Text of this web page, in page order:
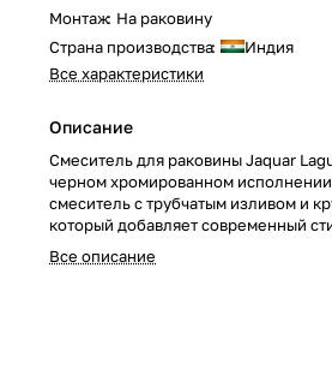
Монтаж: На раковину
Страна производства:
Индия
Все характеристики
Описание
Смеситель для раковины Jaquar
черном хромированном исполнении
смеситель с трубчатым изливом и
который добавляет современный
вашу ванную комнату. Поставляется
нажимной пробкой.
Все описание